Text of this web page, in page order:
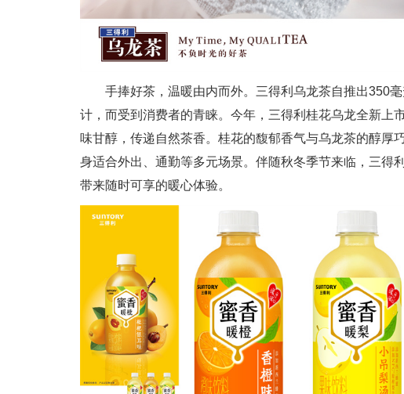
手捧好茶，温暖由内而外。三得利乌龙茶自推出350
计，而受到消费者的青睐。今年，三得利桂花乌龙全新上
味甘醇，传递自然茶香。桂花的馥郁香气与乌龙茶的醇厚
身适合外出、通勤等多元场景。伴随秋冬季节来临，三得
带来随时可享的暖心体验。